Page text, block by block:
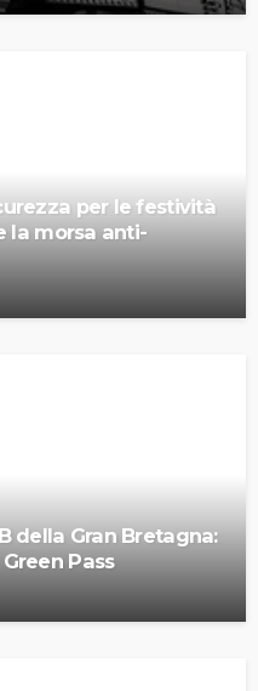
per le festività
la morsa anti-
della Gran Bretagna:
Pass